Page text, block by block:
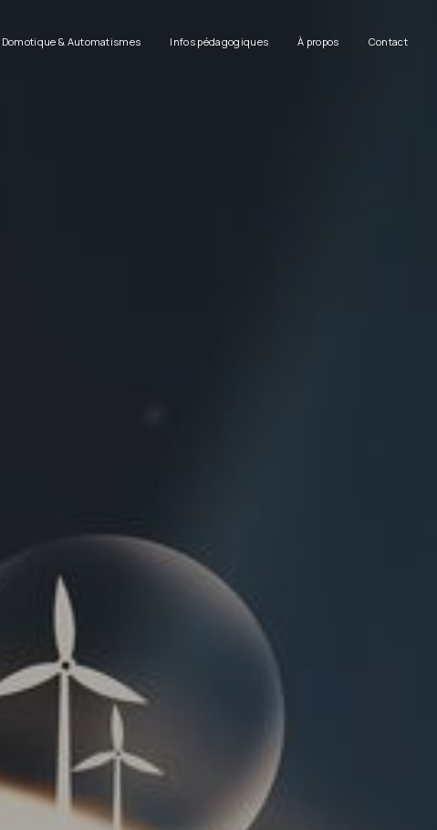
Domotique & Automatismes Infos pédagogiques À propos Contact